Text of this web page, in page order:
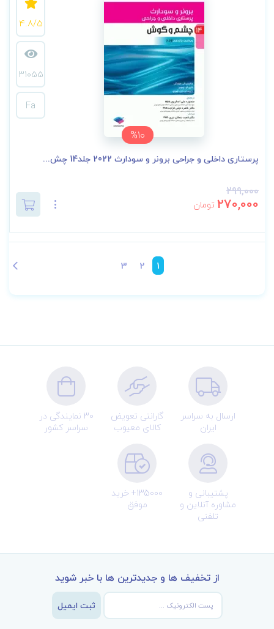
%10
4.8/5
31055
Fa
پرستاری داخلی و جراحی برونر و سودارث 2022 جلد14 چش...
299,000
270,000 تومان
1
2
3
ارسال به سراسر
ایران
گارانتی تعویض
کالای معیوب
30 نمایندگی در
سراسر کشور
پشتیبانی و
مشاوره آنلاین و
تلفنی
135000+ خرید
موفق
از تخفیف ها و جدیدترین ها با خبر شوید
ثبت ایمیل